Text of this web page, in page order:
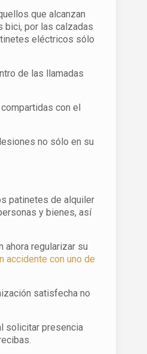
que alcanzan
bici, por las calzadas
eléctricos sólo
de las llamadas
con el
no sólo en su
patinetes de alquiler
y bienes, así
ahora regularizar su
accidente con uno de
satisfecha no
solicitar presencia